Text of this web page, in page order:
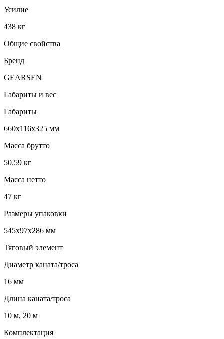
Усилие
438 кг
Общие свойства
Бренд
GEARSEN
Габариты и вес
Габариты
660x116x325 мм
Масса брутто
50.59 кг
Масса нетто
47 кг
Размеры упаковки
545x97x286 мм
Тяговый элемент
Диаметр каната/троса
16 мм
Длина каната/троса
10 м, 20 м
Комплектация